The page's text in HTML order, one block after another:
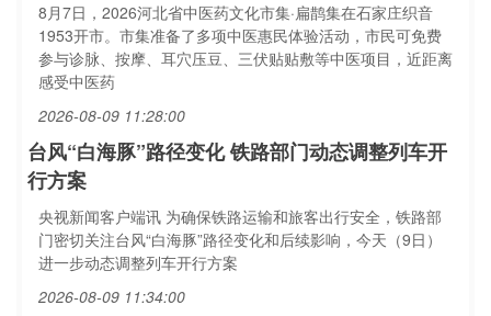
8月7日，2026河北省中医药文化市集·扁鹊集在石家庄织音
1953开市。市集准备了多项中医惠民体验活动，市民可免费
参与诊脉、按摩、耳穴压豆、三伏贴贴敷等中医项目，近距离
感受中医药
2026-08-09 11:28:00
台风“白海豚”路径变化 铁路部门动态调整列车开
行方案
央视新闻客户端讯 为确保铁路运输和旅客出行安全，铁路部
门密切关注台风“白海豚”路径变化和后续影响，今天（9日）
进一步动态调整列车开行方案
2026-08-09 11:34:00